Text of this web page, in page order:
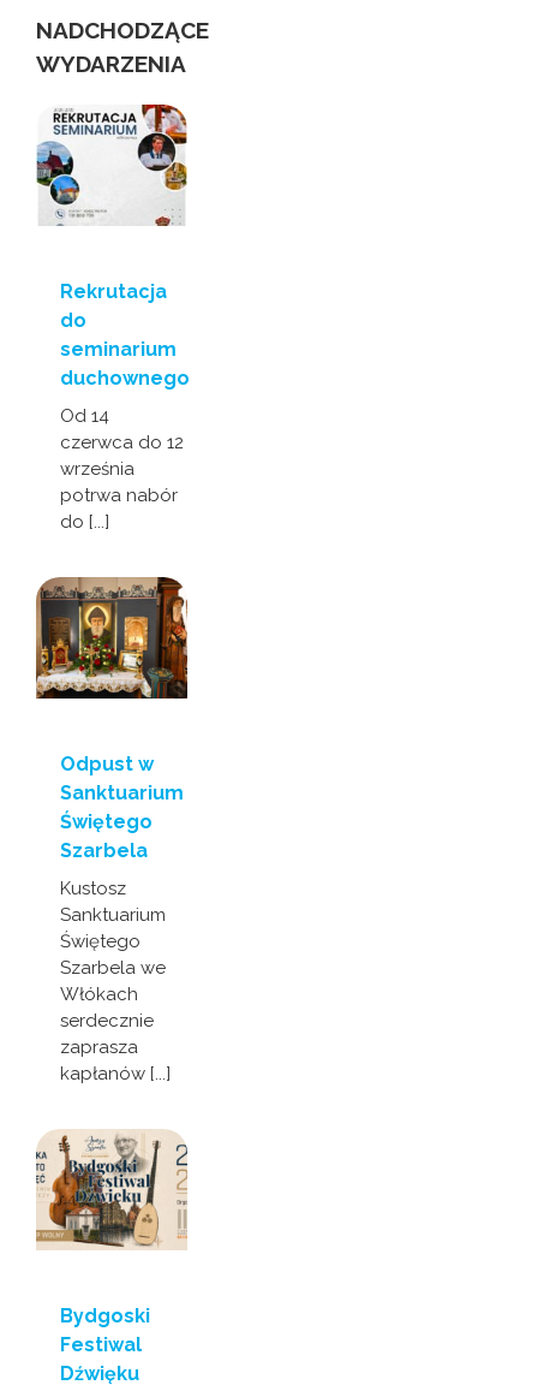
NADCHODZĄCE
WYDARZENIA
Rekrutacja
do
seminarium
duchownego
Od 14
czerwca do 12
września
potrwa nabór
do [...]
Odpust w
Sanktuarium
Świętego
Szarbela
Kustosz
Sanktuarium
Świętego
Szarbela we
Włókach
serdecznie
zaprasza
kapłanów [...]
Bydgoski
Festiwal
Dźwięku